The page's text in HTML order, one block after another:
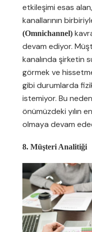
etkileşimi esas
kanallarının
(Omnichannel)
devam ediyor.
kanalında şirketin
görmek ve
gibi durumlarda
istemiyor. Bu
önümüzdeki yılın
olmaya devam
8. Müşteri Analitiği